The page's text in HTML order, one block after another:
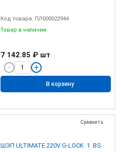
Код товара: ПЛ000022944
Товар в наличии
7 142.85 ₽ шт
В корзину
Сравнить
ШЭП ULTIMATE 220V G-LOCK 1 BS